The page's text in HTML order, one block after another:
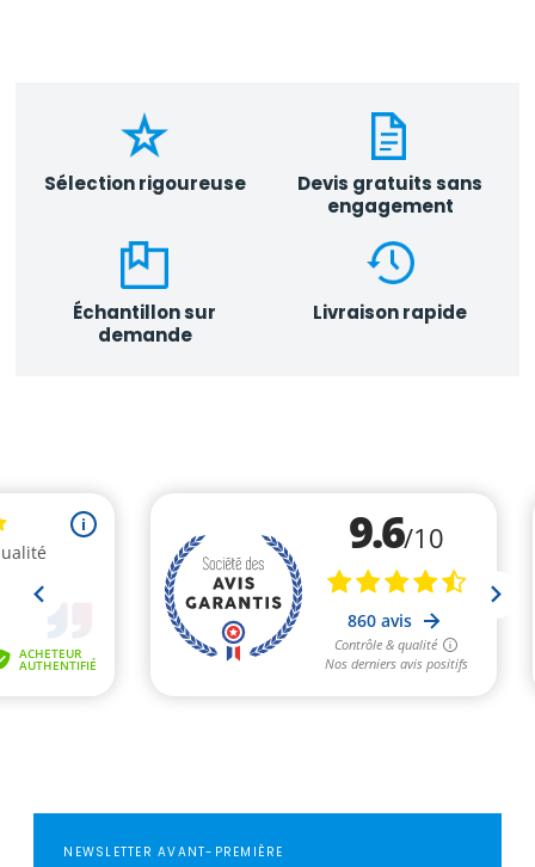
Sélection rigoureuse
Devis gratuits sans
engagement
Échantillon sur
demande
Livraison rapide
NEWSLETTER AVANT-PREMIÈRE